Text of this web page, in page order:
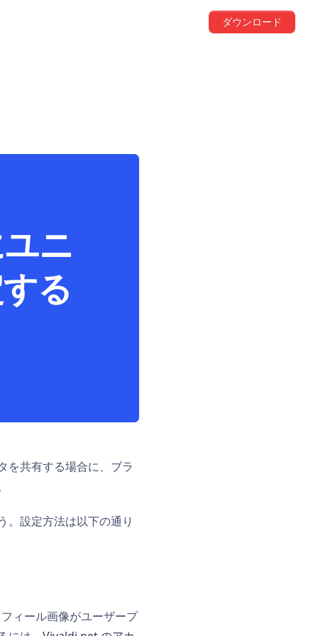
ダウンロード
ニ
る
を共有する場合に、ブラ
。設定方法は以下の通り
ィール画像がユーザープ